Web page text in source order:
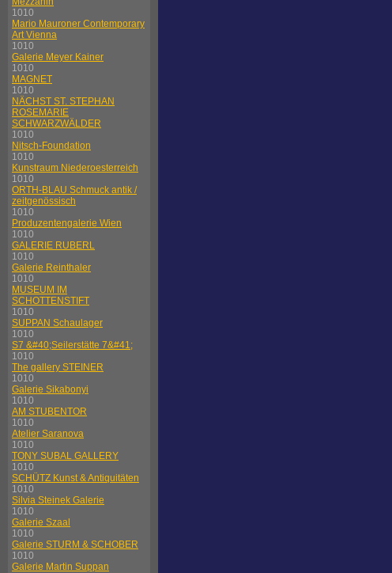
1010
Mario Mauroner Contemporary
Art Vienna
1010
Galerie Meyer Kainer
1010
MAGNET
1010
NÄCHST ST. STEPHAN
ROSEMARIE
SCHWARZWÄLDER
1010
Nitsch-Foundation
1010
Kunstraum Niederoesterreich
1010
ORTH-BLAU Schmuck antik /
zeitgenössisch
1010
Produzentengalerie Wien
1010
GALERIE RUBERL
1010
Galerie Reinthaler
1010
MUSEUM IM
SCHOTTENSTIFT
1010
SUPPAN Schaulager
1010
S7 &#40;Seilerstätte 7&#41;
1010
The gallery STEINER
1010
Galerie Sikabonyi
1010
AM STUBENTOR
1010
Atelier Saranova
1010
TONY SUBAL GALLERY
1010
SCHÜTZ Kunst & Antiquitäten
1010
Silvia Steinek Galerie
1010
Galerie Szaal
1010
Galerie STURM & SCHOBER
1010
Galerie Martin Suppan